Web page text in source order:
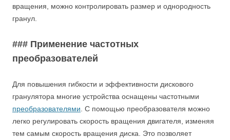
вращения, можно контролировать размер и однородность
гранул.
### Применение частотных
преобразователей
Для повышения гибкости и эффективности дискового
гранулятора многие устройства оснащены частотными
преобразователями . С помощью преобразователя можно
легко регулировать скорость вращения двигателя, изменяя
тем самым скорость вращения диска. Это позволяет